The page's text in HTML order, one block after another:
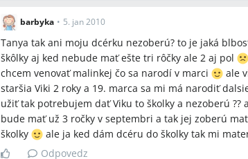
potvrdená, autorka si nepamätala, či so stravou),
240 EUR/mesiac vrátane stravy a 103 EUR
súkromnej škôlky na Fándlyho sa spomínala suma
Q:Kedy sa posielajú rozhodnutia o prijatí a ako ich
A:V diskusii rodičia uvádzali rôzne praktiky:
posielajú listy neprijatým, Kollarova zverejnila
poslali rozhodnutia poštou alebo vyzvali rodičov,
Q:Ako riešiť adaptáciu dieťaťa pred nástupom do
barbyka • 5. jan 2010
Tanya tak ani moju dcérku nezoberú? to je jaká
škôlky aj ked nebude mať ešte tri rôčky ale 2 aj pol
chcem venovať malinkej čo sa narodí v marci
ale
staršia Viki 2 roky a 19. marca sa mi má narodiť
užiť tak potrebujem dať Viku to školky a nezoberú ??
bude mať už 3 ročky v septembri a tak jej zoberú
školky
ale ja ked dám dcéru do školky tak mi
Odpovedz